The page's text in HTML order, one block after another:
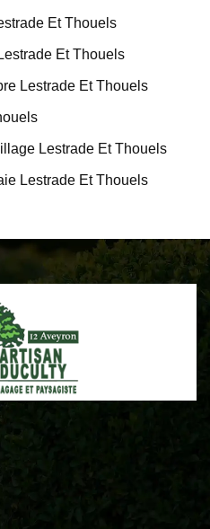
Et Thouels
Et Thouels
Lestrade Et Thouels
Lestrade Et Thouels
Lestrade Et Thouels